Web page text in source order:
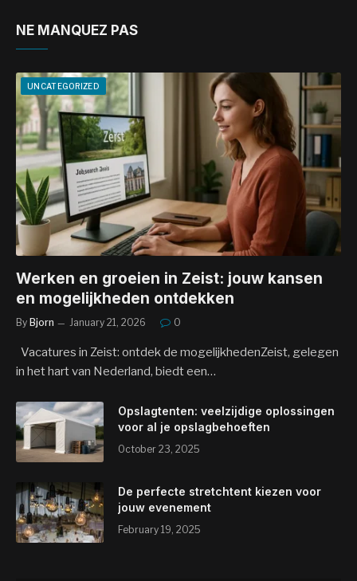
NE MANQUEZ PAS
UNCATEGORIZED
Werken en groeien in Zeist: jouw kansen
en mogelijkheden ontdekken
By Bjorn January 21, 2026 0
Vacatures in Zeist: ontdek de mogelijkhedenZeist, gelegen
in het hart van Nederland, biedt een…
Opslagtenten: veelzijdige oplossingen
voor al je opslagbehoeften
October 23, 2025
De perfecte stretchtent kiezen voor
jouw evenement
February 19, 2025